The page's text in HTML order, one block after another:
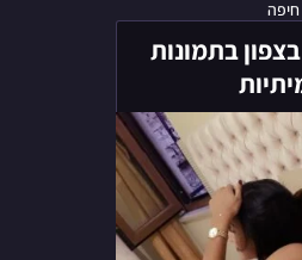
חיפה
בתמונות
הכי
סקסית
בצפון
בתמונות
אמיתיות